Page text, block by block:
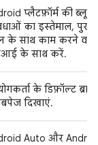
प्लैटफ़ॉर्म की ब्लूटूथ
का इस्तेमाल, पुराने
के साथ काम करने वाले
के साथ करें.
के डिफ़ॉल्ट
दिखाएं.
Auto और